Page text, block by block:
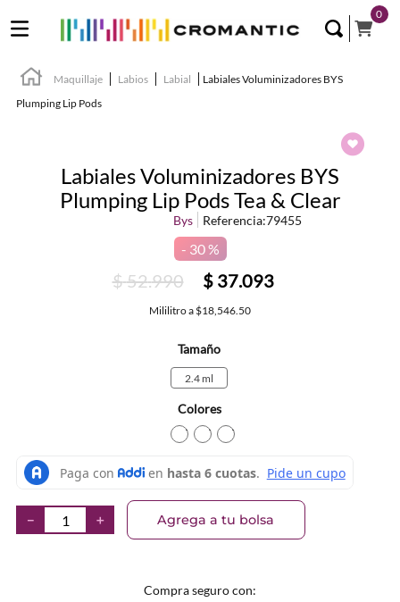
0
Maquillaje Labios Labial
Labiales Voluminizadores BYS
Plumping Lip Pods
Labiales Voluminizadores BYS
Plumping Lip Pods Tea & Clear
Bys Referencia:79455
30 %
$52.990 $ 37.093
Mililitroa $18,546.50
Tamaño
2.4 ml
Colores
TEXTURA_9313880639613
TEXTURA_9313880639637
＋
－ Agrega a tu bolsa
Compra seguro con: